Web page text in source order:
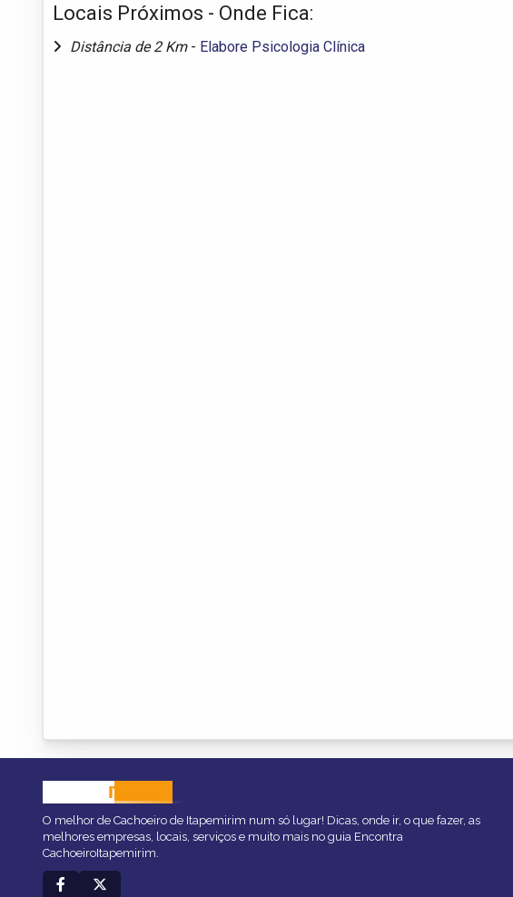
Locais Próximos - Onde Fica:
Distância de 2 Km - Elabore Psicologia Clínica
ITAPEMIRIM
O melhor de Cachoeiro de Itapemirim num só lugar! Dicas, onde ir, o que fazer, as
melhores empresas, locais, serviços e muito mais no guia Encontra
CachoeiroItapemirim.